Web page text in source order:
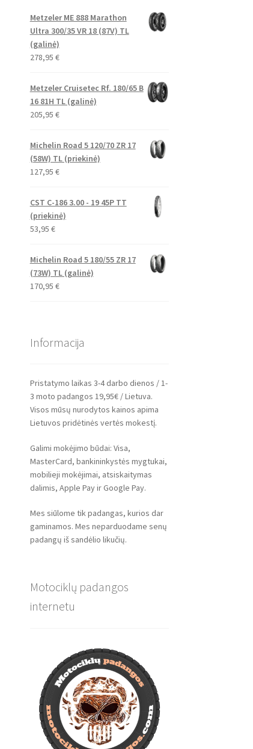
Metzeler ME 888 Marathon
Ultra 300/35 VR 18 (87V) TL
(galinė)
278,95 €
Metzeler Cruisetec Rf. 180/65 B
16 81H TL (galinė)
205,95 €
Michelin Road 5 120/70 ZR 17
(58W) TL (priekinė)
127,95 €
CST C-186 3.00 - 19 45P TT
(priekinė)
53,95 €
Michelin Road 5 180/55 ZR 17
(73W) TL (galinė)
170,95 €
Informacija
Pristatymo laikas 3-4 darbo dienos / 1-
3 moto padangos 19,95€ / Lietuva.
Visos mūsų nurodytos kainos apima
Lietuvos pridėtinės vertės mokestį.
Galimi mokėjimo būdai: Visa,
MasterCard, bankininkystės mygtukai,
mobilieji mokėjimai, atsiskaitymas
dalimis, Apple Pay ir Google Pay.
Mes siūlome tik padangas, kurios dar
gaminamos. Mes neparduodame senų
padangų iš sandėlio likučių.
Motociklų padangos
internetu